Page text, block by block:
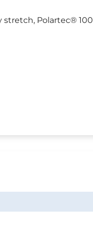
stretch, Polartec® 100